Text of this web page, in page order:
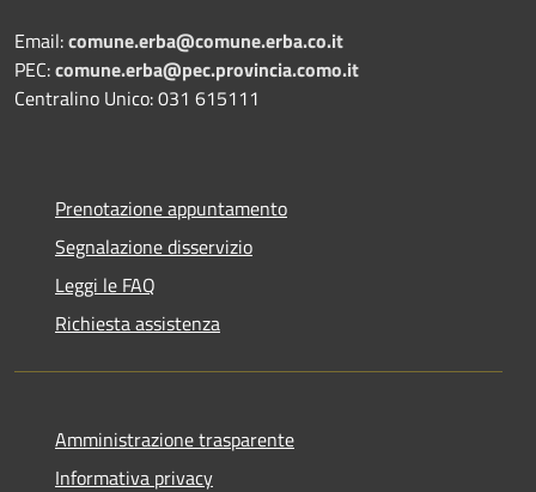
Email:comune.erba@comune.erba.co.it
PEC:comune.erba@pec.provincia.como.it
Centralino Unico: 031 615111
Prenotazione appuntamento
Segnalazione disservizio
Leggi le FAQ
Richiesta assistenza
Amministrazione trasparente
Informativa privacy